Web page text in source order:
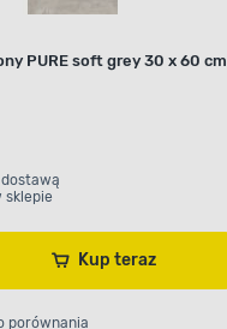
PURE soft grey 30 x 60 cm
sklepie
Kup teraz
porównania